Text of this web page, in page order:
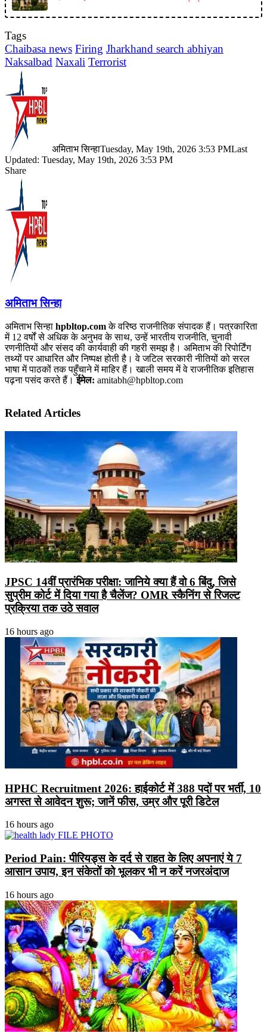
Tags
Chaibasa news Firing Jharkhand search abhiyan
Naksalbad Naxali Terrorist
अमिताभ सिन्हाTuesday, May 19th, 2026 3:53 PMLast
Updated: Tuesday, May 19th, 2026 3:53 PM
Share
Facebook
LinkedIn
Pinterest
WhatsApp
Telegram
अमिताभ सिन्हा
अमिताभ सिन्हा hpbltop.comके वरिष्ठ राजनीतिक संपादक हैं। पत्रकारिता
में 12 वर्षों से अधिक के अनुभव के साथ, उन्हें भारतीय राजनीति, चुनावी
रणनीतियों और संसद की कार्यवाही की गहरी समझ है। अमिताभ की रिपोर्टिंग
तथ्यों पर आधारित और निष्पक्ष होती है। वे जटिल सरकारी नीतियों को सरल
भाषा में पाठकों तक पहुँचाने में माहिर हैं। खाली समय में वे राजनीतिक इतिहास
पढ़ना पसंद करते हैं।ईमेल: amitabh@hpbltop.com
Related Articles
JPSC 14वीं प्रारंभिक परीक्षा: जानिये क्या हैं वो 6 बिंदु, जिसे
सुप्रीम कोर्ट में दिया गया है चैलेंज? OMR स्कैनिंग से रिजल्ट
प्रक्रिया तक उठे सवाल
16 hours ago
HPHC Recruitment 2026: हाईकोर्ट में 388 पदों पर भर्ती, 10
अगस्त से आवेदन शुरू; जानें फीस, उम्र और पूरी डिटेल
16 hours ago
Period Pain: पीरियड्स के दर्द से राहत के लिए अपनाएं ये 7
आसान उपाय, इन संकेतों को भूलकर भी न करें नजरअंदाज
16 hours ago